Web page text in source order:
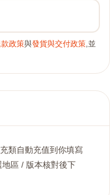
政策與發貨與交付政策,並
類自動充值到你填寫
區 / 版本核對後下